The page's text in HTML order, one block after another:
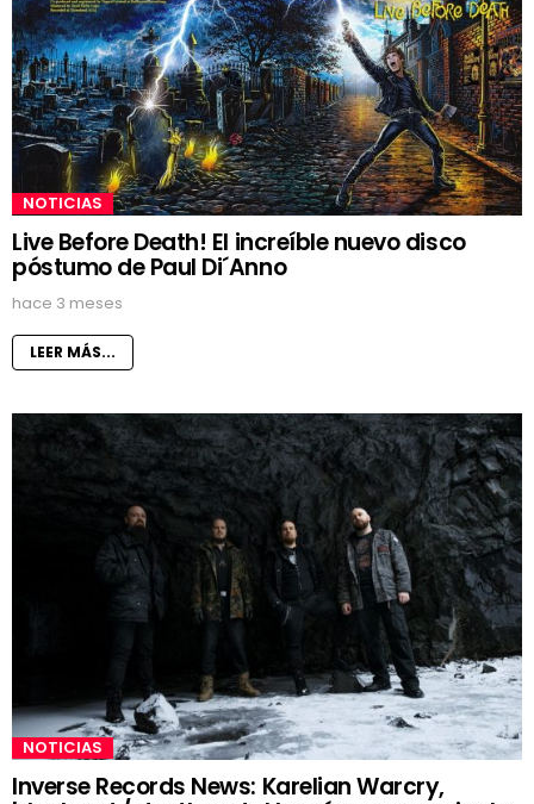
NOTICIAS
Live Before Death! El increíble nuevo disco
póstumo de Paul Di´Anno
hace 3 meses
LEER MÁS...
NOTICIAS
Inverse Records News: Karelian Warcry,